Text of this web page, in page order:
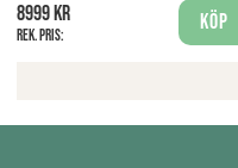
8999 kr
Rek. pris:
Köp